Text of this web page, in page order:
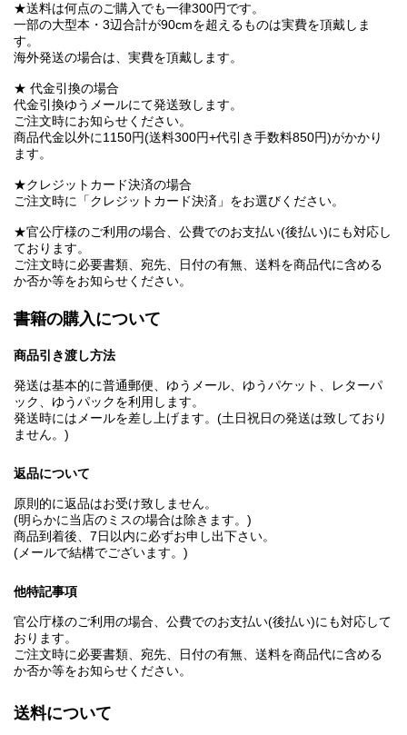
★送料は何点のご購入でも一律300円です。
一部の大型本・3辺合計が90cmを超えるものは実費を頂戴しま
す。
海外発送の場合は、実費を頂戴します。
★ 代金引換の場合
代金引換ゆうメールにて発送致します。
ご注文時にお知らせください。
商品代金以外に1150円(送料300円+代引き手数料850円)がかかり
ます。
★クレジットカード決済の場合
ご注文時に「クレジットカード決済」をお選びください。
★官公庁様のご利用の場合、公費でのお支払い(後払い)にも対応し
ております。
ご注文時に必要書類、宛先、日付の有無、送料を商品代に含める
か否か等をお知らせください。
書籍の購入について
商品引き渡し方法
発送は基本的に普通郵便、ゆうメール、ゆうパケット、レターパ
ック、ゆうパックを利用します。
発送時にはメールを差し上げます。(土日祝日の発送は致しており
ません。)
返品について
原則的に返品はお受け致しません。
(明らかに当店のミスの場合は除きます。)
商品到着後、7日以内に必ずお申し出下さい。
(メールで結構でございます。)
他特記事項
官公庁様のご利用の場合、公費でのお支払い(後払い)にも対応して
おります。
ご注文時に必要書類、宛先、日付の有無、送料を商品代に含める
か否か等をお知らせください。
送料について